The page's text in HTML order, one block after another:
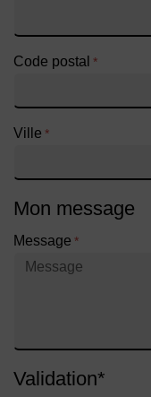
Code postal *
Ville *
Mon message
Message *
Validation*